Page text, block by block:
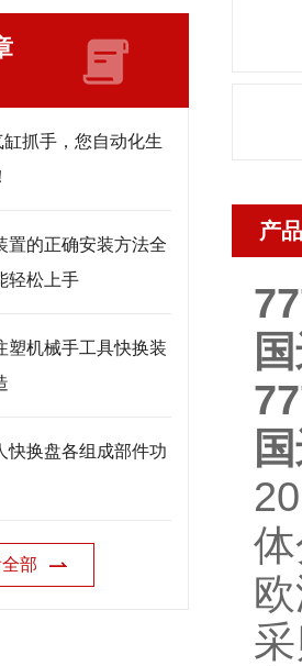
抓手，您自动化生
置的正确安装方法全
轻松上手
塑机械手工具快换装
快换盘各组成部件功
部
产